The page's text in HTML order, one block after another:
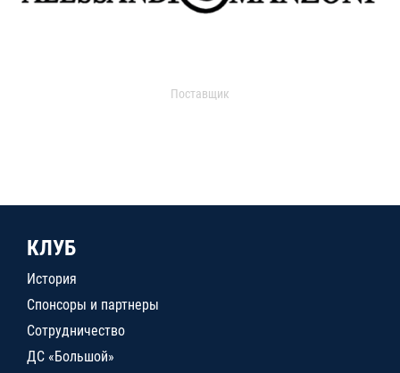
Поставщик
КЛУБ
История
Спонсоры и партнеры
Сотрудничество
ДС «Большой»